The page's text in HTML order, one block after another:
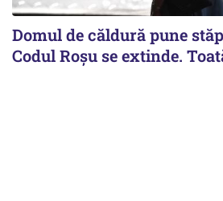
Domul de căldură pune
Codul Roșu se extinde.